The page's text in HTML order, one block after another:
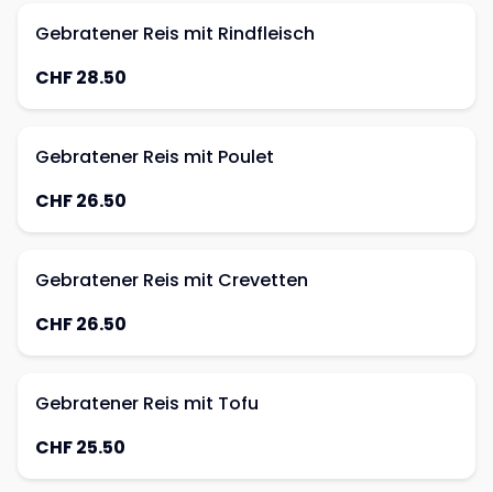
Gebratener Reis mit Rindfleisch
CHF 28.50
Gebratener Reis mit Poulet
CHF 26.50
Gebratener Reis mit Crevetten
CHF 26.50
Gebratener Reis mit Tofu
CHF 25.50